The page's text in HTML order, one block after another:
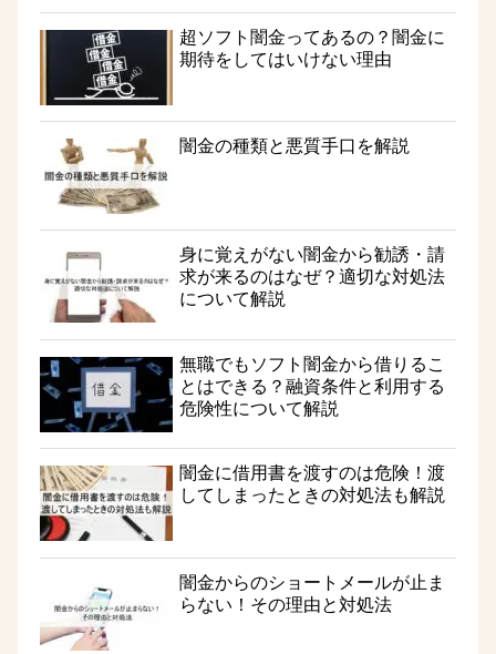
超ソフト闇金ってあるの？闇金に
期待をしてはいけない理由
闇金の種類と悪質手口を解説
身に覚えがない闇金から勧誘・請
求が来るのはなぜ？適切な対処法
について解説
無職でもソフト闇金から借りるこ
とはできる？融資条件と利用する
危険性について解説
闇金に借用書を渡すのは危険！渡
してしまったときの対処法も解説
闇金からのショートメールが止ま
らない！その理由と対処法